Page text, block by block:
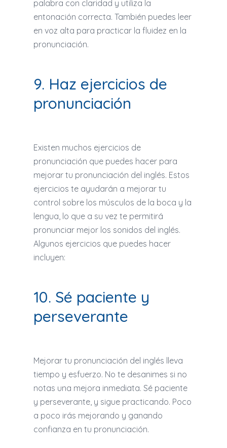
palabra con claridad y utiliza la
entonación correcta. También puedes leer
en voz alta para practicar la fluidez en la
pronunciación.
9. Haz ejercicios de
pronunciación
Existen muchos ejercicios de
pronunciación que puedes hacer para
mejorar tu pronunciación del inglés. Estos
ejercicios te ayudarán a mejorar tu
control sobre los músculos de la boca y la
lengua, lo que a su vez te permitirá
pronunciar mejor los sonidos del inglés.
Algunos ejercicios que puedes hacer
incluyen:
10. Sé paciente y
perseverante
Mejorar tu pronunciación del inglés lleva
tiempo y esfuerzo. No te desanimes si no
notas una mejora inmediata. Sé paciente
y perseverante, y sigue practicando. Poco
a poco irás mejorando y ganando
confianza en tu pronunciación.